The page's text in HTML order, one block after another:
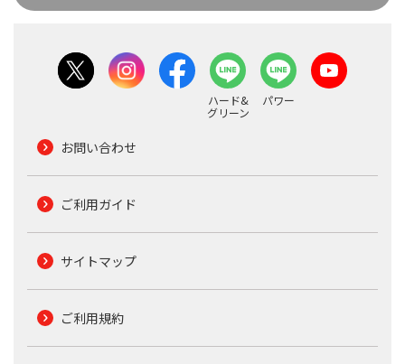
ハード&
グリーン
パワー
お問い合わせ
ご利用ガイド
サイトマップ
ご利用規約